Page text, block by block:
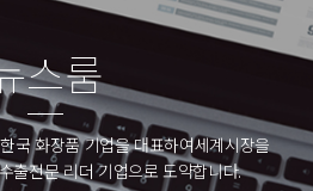
스룸
국 화장품 기업을 대표하여세계시장을
출전문 리더 기업으로 도약합니다.